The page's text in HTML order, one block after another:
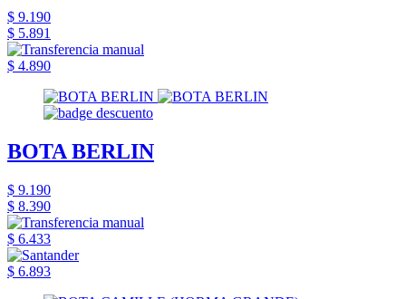
$ 9.190
$ 5.891
$ 4.890
BOTA BERLIN
$ 9.190
$ 8.390
$ 6.433
$ 6.893